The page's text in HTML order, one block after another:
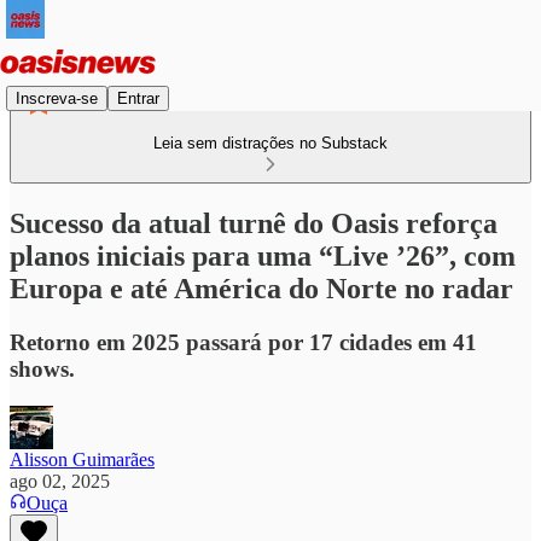
Inscreva-se Entrar
Leia sem distrações no Substack
Sucesso da atual turnê do Oasis reforça
planos iniciais para uma “Live ’26”, com
Europa e até América do Norte no radar
Retorno em 2025 passará por 17 cidades em 41
shows.
Alisson Guimarães
ago 02, 2025
Ouça